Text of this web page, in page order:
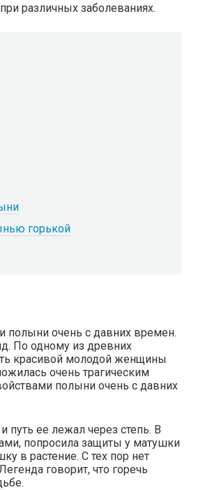
различных заболеваниях.
горькой
очень с давних времен.
По одному из древних
красивой молодой женщины
очень трагическим
полыни очень с давних
путь ее лежал через степь. В
попросила защиты у матушки
в растение. С тех пор нет
говорит, что горечь